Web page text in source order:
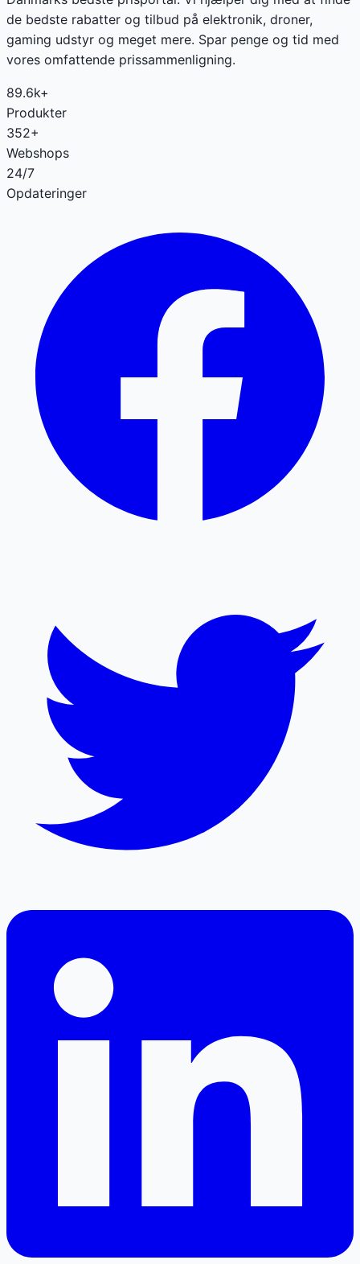
de bedste rabatter og tilbud på elektronik, droner,
gaming udstyr og meget mere. Spar penge og tid med
vores omfattende prissammenligning.
89.6k+
Produkter
352+
Webshops
24/7
Opdateringer